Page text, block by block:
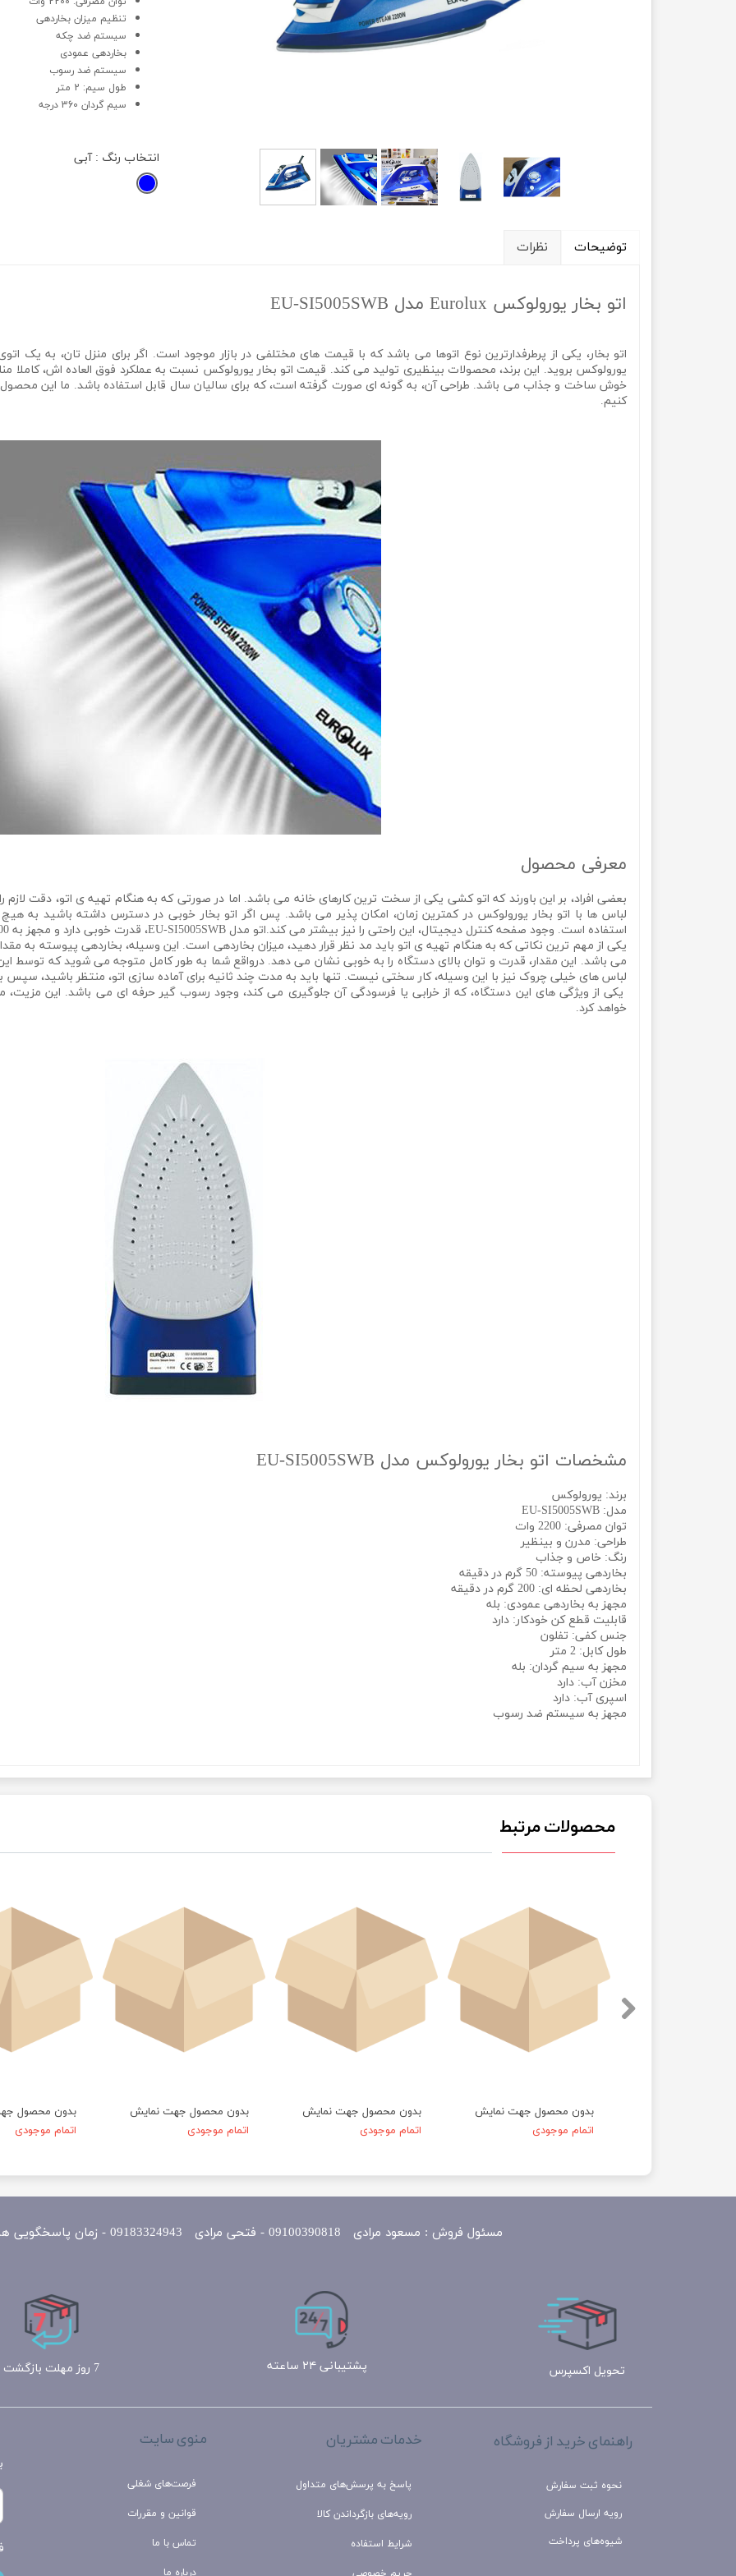
تنظیم میزان بخاردهی
سیستم ضد چکه
بخاردهی عمودی
سیستم ضد رسوب
طول سیم: 2 متر
سیم گردان 360 درجه
انتخاب رنگ : آبی
توضیحات نظرات
اتو بخار یورولوکس Eurolux مدل EU-SI5005SWB
اتو بخار، یکی از پرطرفدارترین نوع اتوها می باشد که با قیمت های مختلفی در بازار موجود است. اگر برای منزل تان، به یک
یورولوکس بروید. این برند، محصولات بینظیری تولید می کند. قیمت اتو بخار یورولوکس نسبت به عملکرد فوق العاده اش، کاملا
خوش ساخت و جذاب می باشد. طراحی آن، به گونه ای صورت گرفته است، که برای سالیان سال قابل استفاده باشد. ما این
کنیم.
معرفی محصول
بعضی افراد، بر این باورند که اتو کشی یکی از سخت ترین کارهای خانه می باشد. اما در صورتی که به هنگام تهیه ی اتو، دقت لازم
لباس ها با اتو بخار یورولوکس در کمترین زمان، امکان پذیر می باشد. پس اگر اتو بخار خوبی در دسترس داشته باشید به
استفاده است. وجود صفحه کنترل دیجیتال، این راحتی را نیز بیشتر می کند.اتو مدل EU-SI5005SWB، قدرت خوبی دارد و مجهز به 2200 وات توان مصرفی می باشد.
می باشد. این مقدار، قدرت و توان بالای دستگاه را به خوبی نشان می دهد. درواقع شما به طور کامل متوجه می شوید که توسط
لباس های خیلی چروک نیز با این وسیله، کار سختی نیست. تنها باید به مدت چند ثانیه برای آماده سازی اتو، منتظر باشید، سپس
یکی از ویژگی های این دستگاه، که از خرابی یا فرسودگی آن جلوگیری می کند، وجود رسوب گیر حرفه ای می باشد. این مزیت،
خواهد کرد.
مشخصات اتو بخار یورولوکس مدل EU-SI5005SWB
برند: یورولوکس
مدل: EU-SI5005SWB
توان مصرفی: 2200 وات
طراحی: مدرن و بینظیر
رنگ: خاص و جذاب
بخاردهی پیوسته: 50 گرم در دقیقه
بخاردهی لحظه ای: 200 گرم در دقیقه
مجهز به بخاردهی عمودی: بله
قابلیت قطع کن خودکار: دارد
جنس کفی: تفلون
طول کابل: 2 متر
مجهز به سیم گردان: بله
مخزن آب: دارد
اسپری آب: دارد
مجهز به سیستم ضد رسوب
محصولات مرتبط
بدون محصول
اتمام موجودی
بدون محصول جهت نمایش
اتمام موجودی
بدون محصول جهت نمایش
اتمام موجودی
بدون محصول جهت نمایش
اتمام موجودی
تحویل اکسپرس پشتیبانی ۲۴ ساعته 7 روز مهلت بازگشت
راهنمای خرید از فروشگاه
نحوه ثبت سفارش
رویه ارسال سفارش
شیوه‌های پرداخت
خدمات مشتریان
پاسخ به پرسش‌های متداول
رویه‌های بازگرداندن کالا
شرایط استفاده
منوی سایت
فرصت‌های شغلی
قوانین و مقررات
تماس با ما
درباره ما
مسئولفروش : مسعود مرادی 09100390818​​​​​​​ ​​​​​​​- فتحی مرادی 09183324943 - زمان پاسخگویی همه روزه 10 الی 22